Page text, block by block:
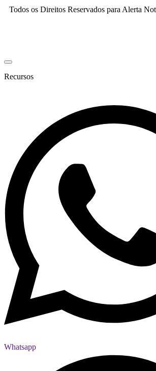
Todos os Direitos Reservados para Alerta
Recursos
Whatsapp